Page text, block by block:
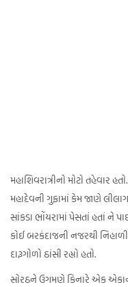
મહાશિવરાત્રીનો મોટો તહેવાર
મહાદેવની ગુફામાં કેમ જાણે
સાંકડા ભોંયરામાં પેસતાં હતાં ને
કોઈ બરકંદાજની નજરથી
દારૂગોળો ઠાંસી રહ્યો હતો.
સોરઠને ઉગમણે કિનારે એક